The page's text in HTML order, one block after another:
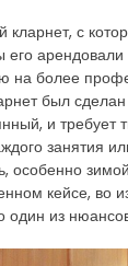
кларнет, с
арендовали
на более
был сделан
и требует
занятия
особенно
кейсе, во
один из